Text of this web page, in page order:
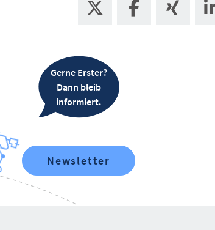
Gerne Erster?
Dann bleib
informiert.
Newsletter